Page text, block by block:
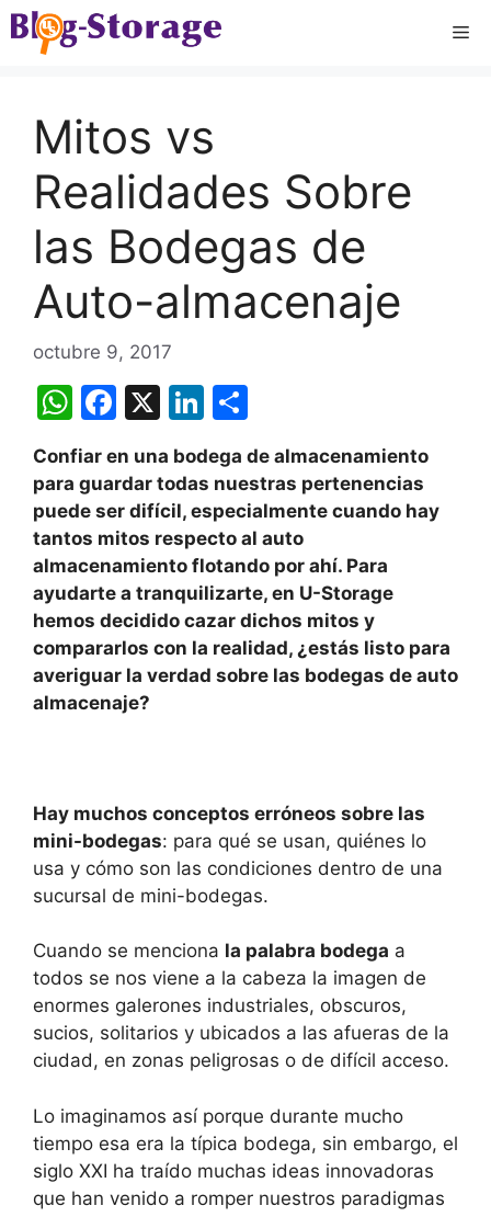
Saltar
al
Mitos vs
Realidades Sobre
las Bodegas de
Auto-almacenaje
octubre 9, 2017
W
at
s
A
p
p
F
c
e
b
o
o
k
X
Li
k
e
dI
n
m
p
ar
tir
Confiar en una bodega de almacenamiento
para guardar todas nuestras pertenencias
puede ser difícil, especialmente cuando hay
tantos mitos respecto al auto
almacenamiento flotando por ahí. Para
ayudarte a tranquilizarte, en U-Storage
hemos decidido cazar dichos mitos y
compararlos con la realidad, ¿estás listo para
averiguar la verdad sobre las bodegas de auto
almacenaje?
Hay muchos conceptos erróneos sobre las
mini-bodegas: para qué se usan, quiénes lo
usa y cómo son las condiciones dentro de una
sucursal de mini-bodegas.
Cuando se menciona la palabra bodega a
todos se nos viene a la cabeza la imagen de
enormes galerones industriales, obscuros,
sucios, solitarios y ubicados a las afueras de la
ciudad, en zonas peligrosas o de difícil acceso.
Lo imaginamos así porque durante mucho
tiempo esa era la típica bodega, sin embargo, el
siglo XXI ha traído muchas ideas innovadoras
que han venido a romper nuestros paradigmas